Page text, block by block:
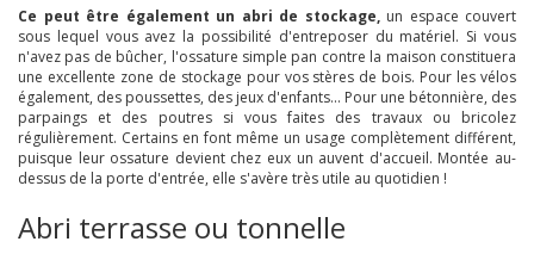
Ce peut être également un abri de stockage,un espace couvert
sous lequel vous avez la possibilité d'entreposer du matériel. Si vous
n'avez pas de bûcher, l'ossature simple pan contre la maison constituera
une excellente zone de stockage pour vos stères de bois. Pour les vélos
également, des poussettes, des jeux d'enfants... Pour une bétonnière, des
parpaings et des poutres si vous faites des travaux ou bricolez
régulièrement. Certains en font même un usage complètement différent,
puisque leur ossature devient chez eux un auvent d'accueil. Montée au-
dessus de la porte d'entrée, elle s'avère très utile au quotidien !
Abri terrasse ou tonnelle